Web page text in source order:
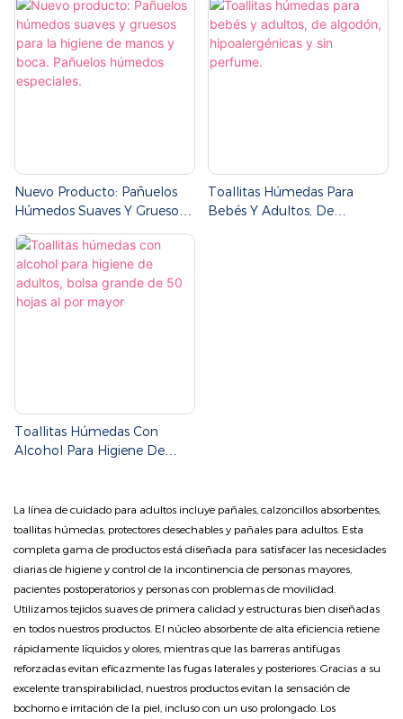
Paquete Individual De 80
Unidades.
Nuevo Producto: Pañuelos
Húmedos Suaves Y Gruesos
Para La Higiene De Manos Y
Boca. Pañuelos Húmedos
Especiales.
Toallitas Húmedas Para
Bebés Y Adultos, De
Toallitas Húmedas Con
Alcohol Para Higiene De
La línea de cuidado para adultos incluye pañales, calzoncillos absorbentes,
toallitas húmedas, protectores desechables y pañales para adultos. Esta
completa gama de productos está diseñada para satisfacer las necesidades
diarias de higiene y control de la incontinencia de personas mayores,
pacientes postoperatorios y personas con problemas de movilidad.
Utilizamos tejidos suaves de primera calidad y estructuras bien diseñadas
en todos nuestros productos. El núcleo absorbente de alta eficiencia retiene
rápidamente líquidos y olores, mientras que las barreras antifugas
reforzadas evitan eficazmente las fugas laterales y posteriores. Gracias a su
excelente transpirabilidad, nuestros productos evitan la sensación de
bochorno e irritación de la piel, incluso con un uso prolongado. Los